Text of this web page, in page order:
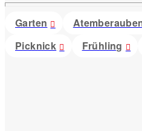
Garten
Picknick
Frühling